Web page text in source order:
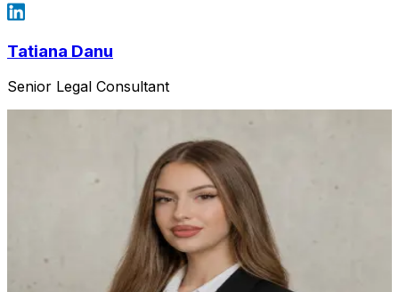
Tatiana Danu
Senior Legal Consultant